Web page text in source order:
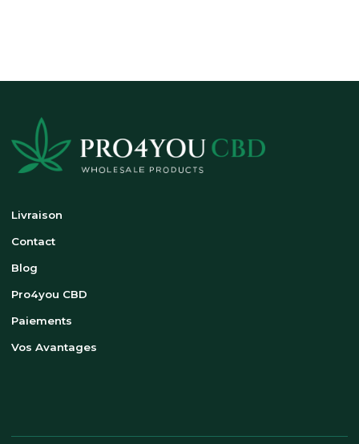
Livraison
Contact
Blog
Pro4you CBD
Paiements
Vos Avantages